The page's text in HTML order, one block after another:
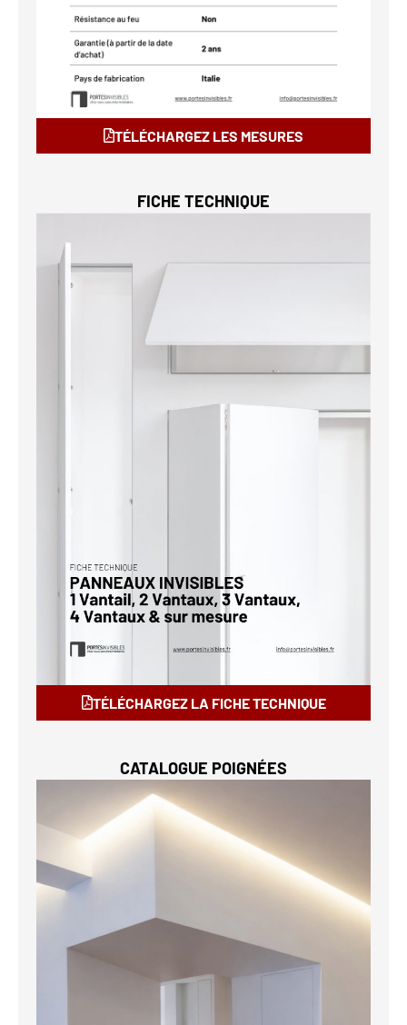
TÉLÉCHARGEZ LES MESURES
FICHE TECHNIQUE
TÉLÉCHARGEZ LA FICHE TECHNIQUE
CATALOGUE POIGNÉES